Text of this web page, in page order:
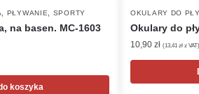
PŁYWANIE SPORTY
na basen. MC-1603
koszyka
OKULARY DO
Okulary do
10,90 zł (13,41 zł z VAT)